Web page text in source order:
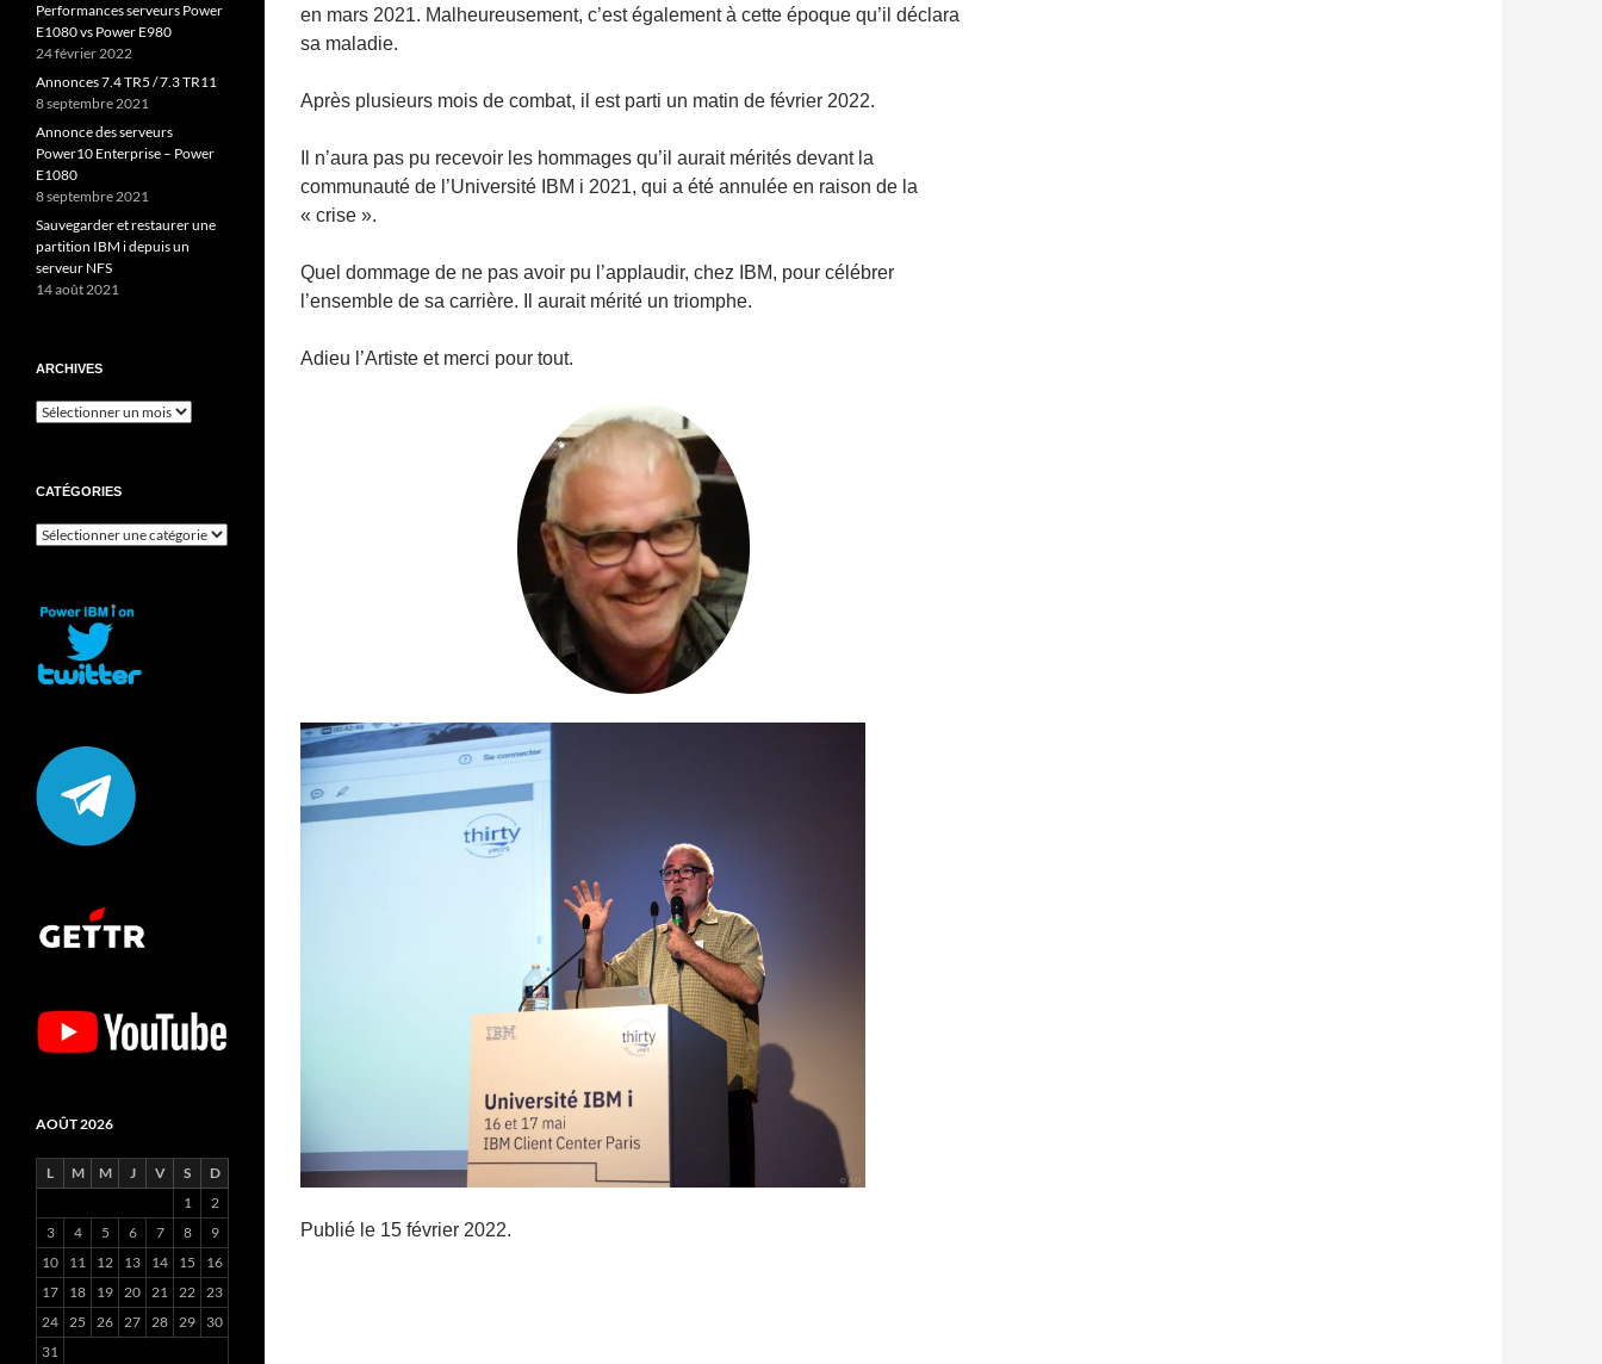
en mars 2021. Malheureusement, c’est également à cette époque qu’il déclara
sa maladie.
Après plusieurs mois de combat, il est parti un matin de février 2022.
Il n’aura pas pu recevoir les hommages qu’il aurait mérités devant la
communauté de l’Université IBM i 2021, qui a été annulée en raison de la
« crise ».
Quel dommage de ne pas avoir pu l’applaudir, chez IBM, pour célébrer
l’ensemble de sa carrière. Il aurait mérité un triomphe.
Adieu l’Artiste et merci pour tout.
Publié le 15 février 2022.
Performances serveurs Power
E1080 vs Power E980
24 février 2022
Annonces 7.4 TR5 / 7.3 TR11
8 septembre 2021
Annonce des serveurs
Power10 Enterprise – Power
E1080
8 septembre 2021
Sauvegarder et restaurer une
partition IBM i depuis un
serveur NFS
14 août 2021
ARCHIVES
Archives
CATÉGORIES
Catégories
AOÛT 2026
L M M J V S
D
1
2
3
4 5 6 7 8
9
10
11 12 13 14 15
16
17
18 19 20 21 22 23
24 25 26 27 28 29
30
31